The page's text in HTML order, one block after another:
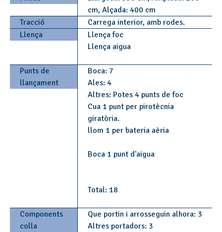
cm, Alçada: 400 cm
Tracció
Carrega interior, amb rodes.
Llença
Llença foc
Llença aigua
Punts de
llançament
Boca: 7
Ales: 4
Altres: Potes 4 punts de foc
Cua 1 punt per pirotècnia
giratòria.
llom 1 per bateria aèria
Boca 1 punt d'aigua
Total: 18
Components
colla
Que portin i arrosseguin alhora: 3
Altres portadors: 3